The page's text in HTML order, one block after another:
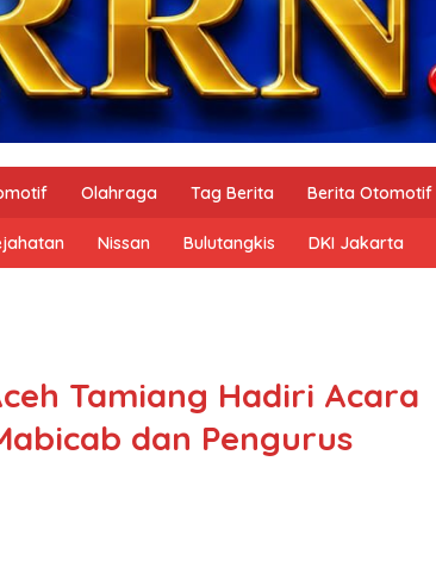
Olahraga Tag Berita Berita Otomotif
Nissan Bulutangkis DKI Jakarta
Tamiang Hadiri Acara
dan Pengurus